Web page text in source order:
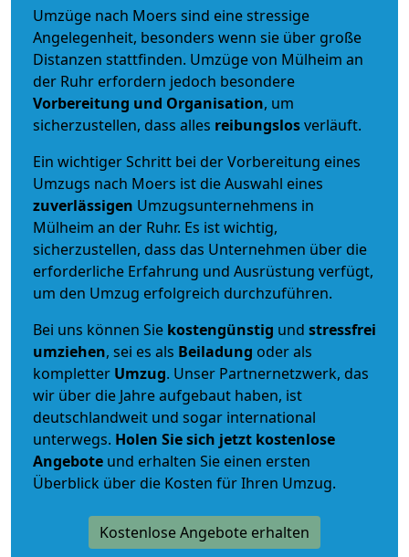
Umzüge nach Moers sind eine stressige
Angelegenheit, besonders wenn sie über große
Distanzen stattfinden. Umzüge von Mülheim an
der Ruhr erfordern jedoch besondere
Vorbereitung und Organisation, um
sicherzustellen, dass alles reibungslosverläuft.
Ein wichtiger Schritt bei der Vorbereitung eines
Umzugs nach Moers ist die Auswahl eines
zuverlässigen Umzugsunternehmens in
Mülheim an der Ruhr. Es ist wichtig,
sicherzustellen, dass das Unternehmen über die
erforderliche Erfahrung und Ausrüstung verfügt,
um den Umzug erfolgreich durchzuführen.
Bei uns können Sie kostengünstig und stressfrei
umziehen, sei es als Beiladung oder als
kompletter Umzug. Unser Partnernetzwerk, das
wir über die Jahre aufgebaut haben, ist
deutschlandweit und sogar international
unterwegs. Holen Sie sich jetzt kostenlose
Angebote und erhalten Sie einen ersten
Überblick über die Kosten für Ihren Umzug.
Kostenlose Angebote erhalten